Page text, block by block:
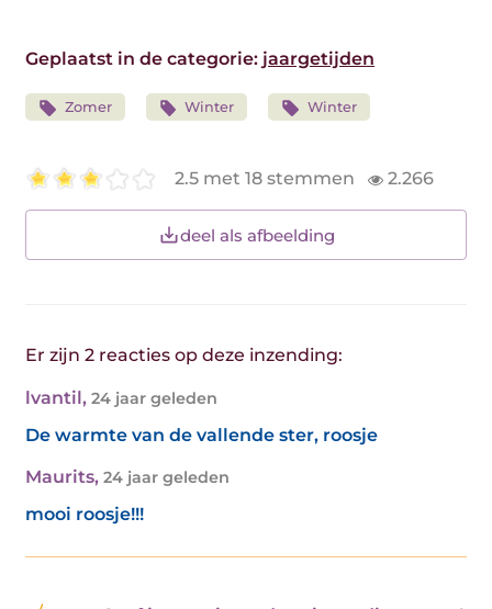
Geplaatst in de categorie: jaargetijden
Zomer Winter Winter
2.5 met 18 stemmen 2.266
deel als afbeelding
Er zijn 2 reacties op deze inzending:
lvantil, 24 jaar geleden
De warmte van de vallende ster, roosje
Maurits, 24 jaar geleden
mooi roosje!!!